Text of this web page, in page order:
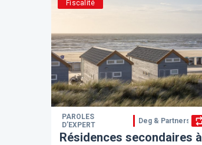
Fiscalité
PAROLES
D’EXPERT
Deg & Partners
Résidences secondaires à